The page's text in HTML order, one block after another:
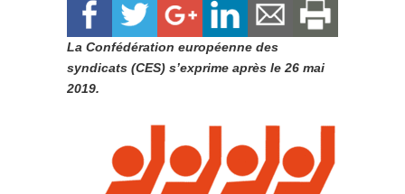
La Confédération européenne des
syndicats (CES) s’exprime après le 26 mai
2019.